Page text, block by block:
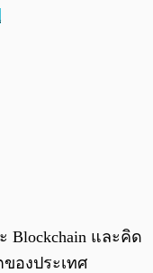
Blockchain และคิด
องประเทศ